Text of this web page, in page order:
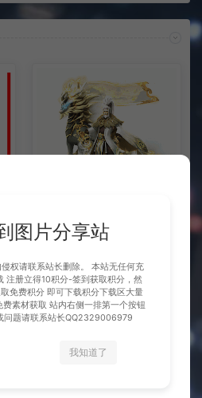
千城
图片分享站
权请联系站长删除。 本站无任何充
注册立得10积分-签到获取积分，然
免费积分 即可下载积分下载区大量
素材获取 站内右侧一排第一个按钮
问题请联系站长QQ2329006979
我知道了